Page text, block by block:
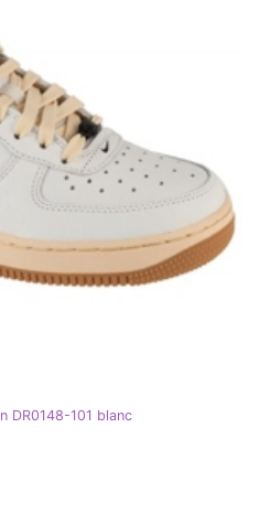
DR0148-101 blanc